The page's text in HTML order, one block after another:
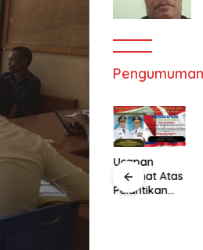
Pengumuman
Ucapan
Selamat Atas
Pelantikan
Bupati dan
Wakil Bupati
Ucapan
Selamat Atas
Pelantikan